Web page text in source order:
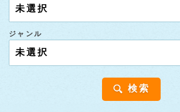
ジャンル
検索